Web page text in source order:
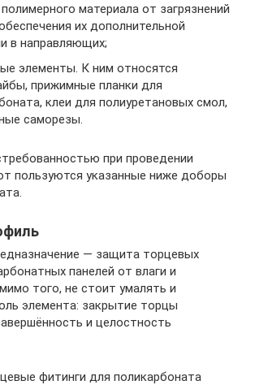
материала от загрязнений
их дополнительной
в направляющих;
элементы. К ним относятся
прижимные планки для
клеи для полиуретановых смол,
саморезы.
при проведении
пользуются указанные ниже доборы
— защита торцевых
панелей от влаги и
того, не стоит умалять и
элемента: закрытие торцы
и целостность
фитинги для поликарбоната